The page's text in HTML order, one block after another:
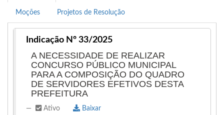
Reconhecido por sua postura ética e
comprometida, Nadson Ferraz segue
desempenhando seu papel de representante do
povo com empenho e transparência, reforçando
sua missão de trabalhar em favor de Amarante
do Maranhão e de todos os seus cidadãos.
Moções Projetos de Resolução
Indicação Nº 33/2025
A NECESSIDADE DE REALIZAR
CONCURSO PÚBLICO MUNICIPAL
PARA A COMPOSIÇÃO DO QUADRO
DE SERVIDORES EFETIVOS DESTA
PREFEITURA
Ativo Baixar